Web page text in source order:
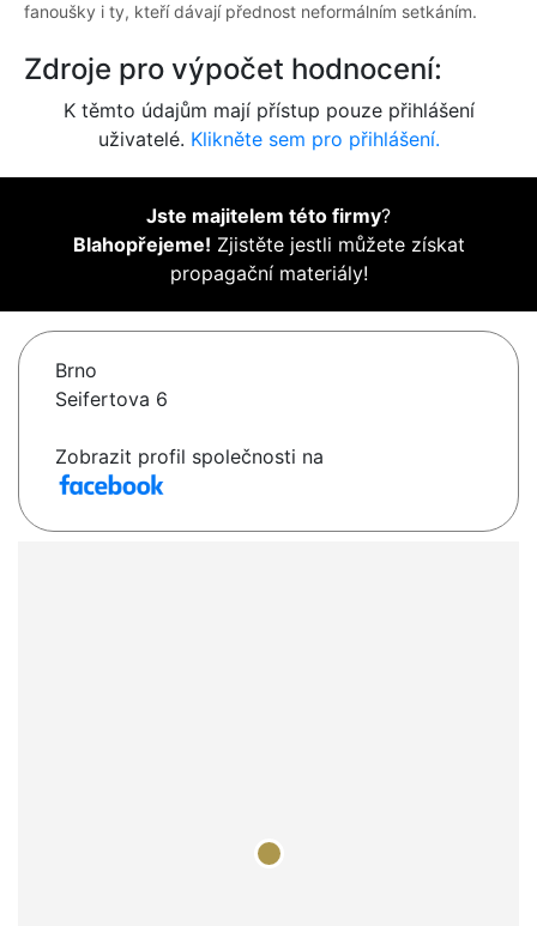
fanoušky i ty, kteří dávají přednost neformálním setkáním.
Zdroje pro výpočet hodnocení:
K těmto údajům mají přístup pouze přihlášení
uživatelé. Klikněte sem pro přihlášení.
Jste majitelem této firmy?
Blahopřejeme! Zjistěte jestli můžete získat
propagační materiály!
Brno
Seifertova 6
Zobrazit profil společnosti na